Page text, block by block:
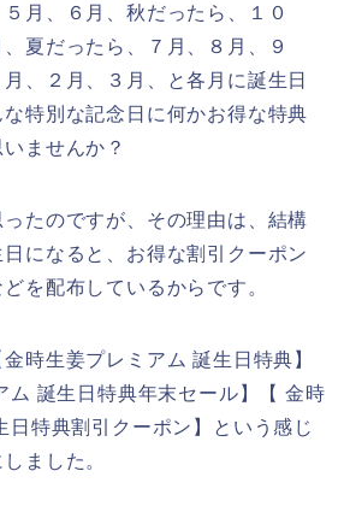
月、６月、秋だったら、１０
夏だったら、７月、８月、９
、２月、３月、と各月に誕生日
特別な記念日に何かお得な特典
ませんか？
たのですが、その理由は、結構
になると、お得な割引クーポン
を配布しているからです。
時生姜プレミアム 誕生日特典】
ム 誕生日特典年末セール】【 金時
日特典割引クーポン】という感じ
ました。